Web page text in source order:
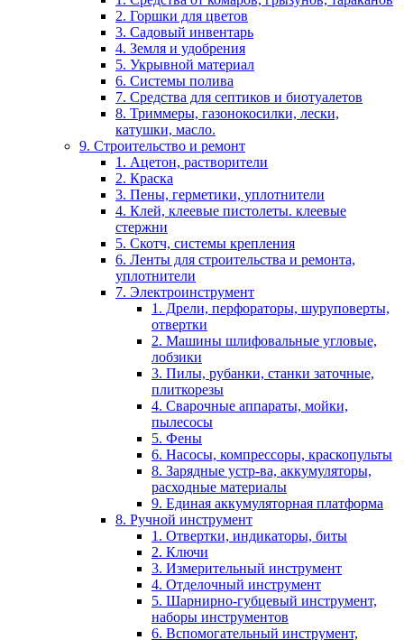
2. Горшки для цветов
3. Садовый инвентарь
4. Земля и удобрения
5. Укрывной материал
6. Системы полива
7. Средства для септиков и биотуалетов
8. Триммеры, газонокосилки, лески,
катушки, масло.
9. Строительство и ремонт
1. Ацетон, растворители
2. Краска
3. Пены, герметики, уплотнители
4. Клей, клеевые пистолеты. клеевые
стержни
5. Скотч, системы крепления
6. Ленты для строительства и ремонта,
уплотнители
7. Электроинструмент
1. Дрели, перфораторы, шуруповерты,
отвертки
2. Машины шлифовальные угловые,
лобзики
3. Пилы, рубанки, станки заточные,
плиткорезы
4. Сварочные аппараты, мойки,
пылесосы
5. Фены
6. Насосы, компрессоры, краскопульты
8. Зарядные устр-ва, аккумуляторы,
расходные материалы
9. Единая аккумуляторная платформа
8. Ручной инструмент
1. Отвертки, индикаторы, биты
2. Ключи
3. Измерительный инструмент
4. Отделочный инструмент
5. Шарнирно-губцевый инструмент,
наборы инструментов
6. Вспомогательный инструмент,